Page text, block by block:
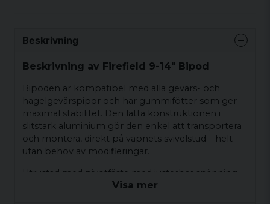
Beskrivning
Beskrivning av Firefield 9-14" Bipod
Bipoden är kompatibel med alla gevärs- och
hagelgevärspipor och har gummifötter som ger
maximal stabilitet. Den lätta konstruktionen i
slitstark aluminium gör den enkel att transportera
och montera, direkt på vapnets svivelstud – helt
utan behov av modifieringar.
Utrustad med pivotfäste med justerbar spänning
och levererad med en Picatinny-adapter är Firefield
Visa mer